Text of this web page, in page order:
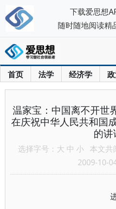
首页 法学 经济学
温家宝：中国离不开世
在庆祝中华人民共和国
的讲
选择字号： 大 中 小 本文共
2009-10-
下载爱思想
随时随地阅读精